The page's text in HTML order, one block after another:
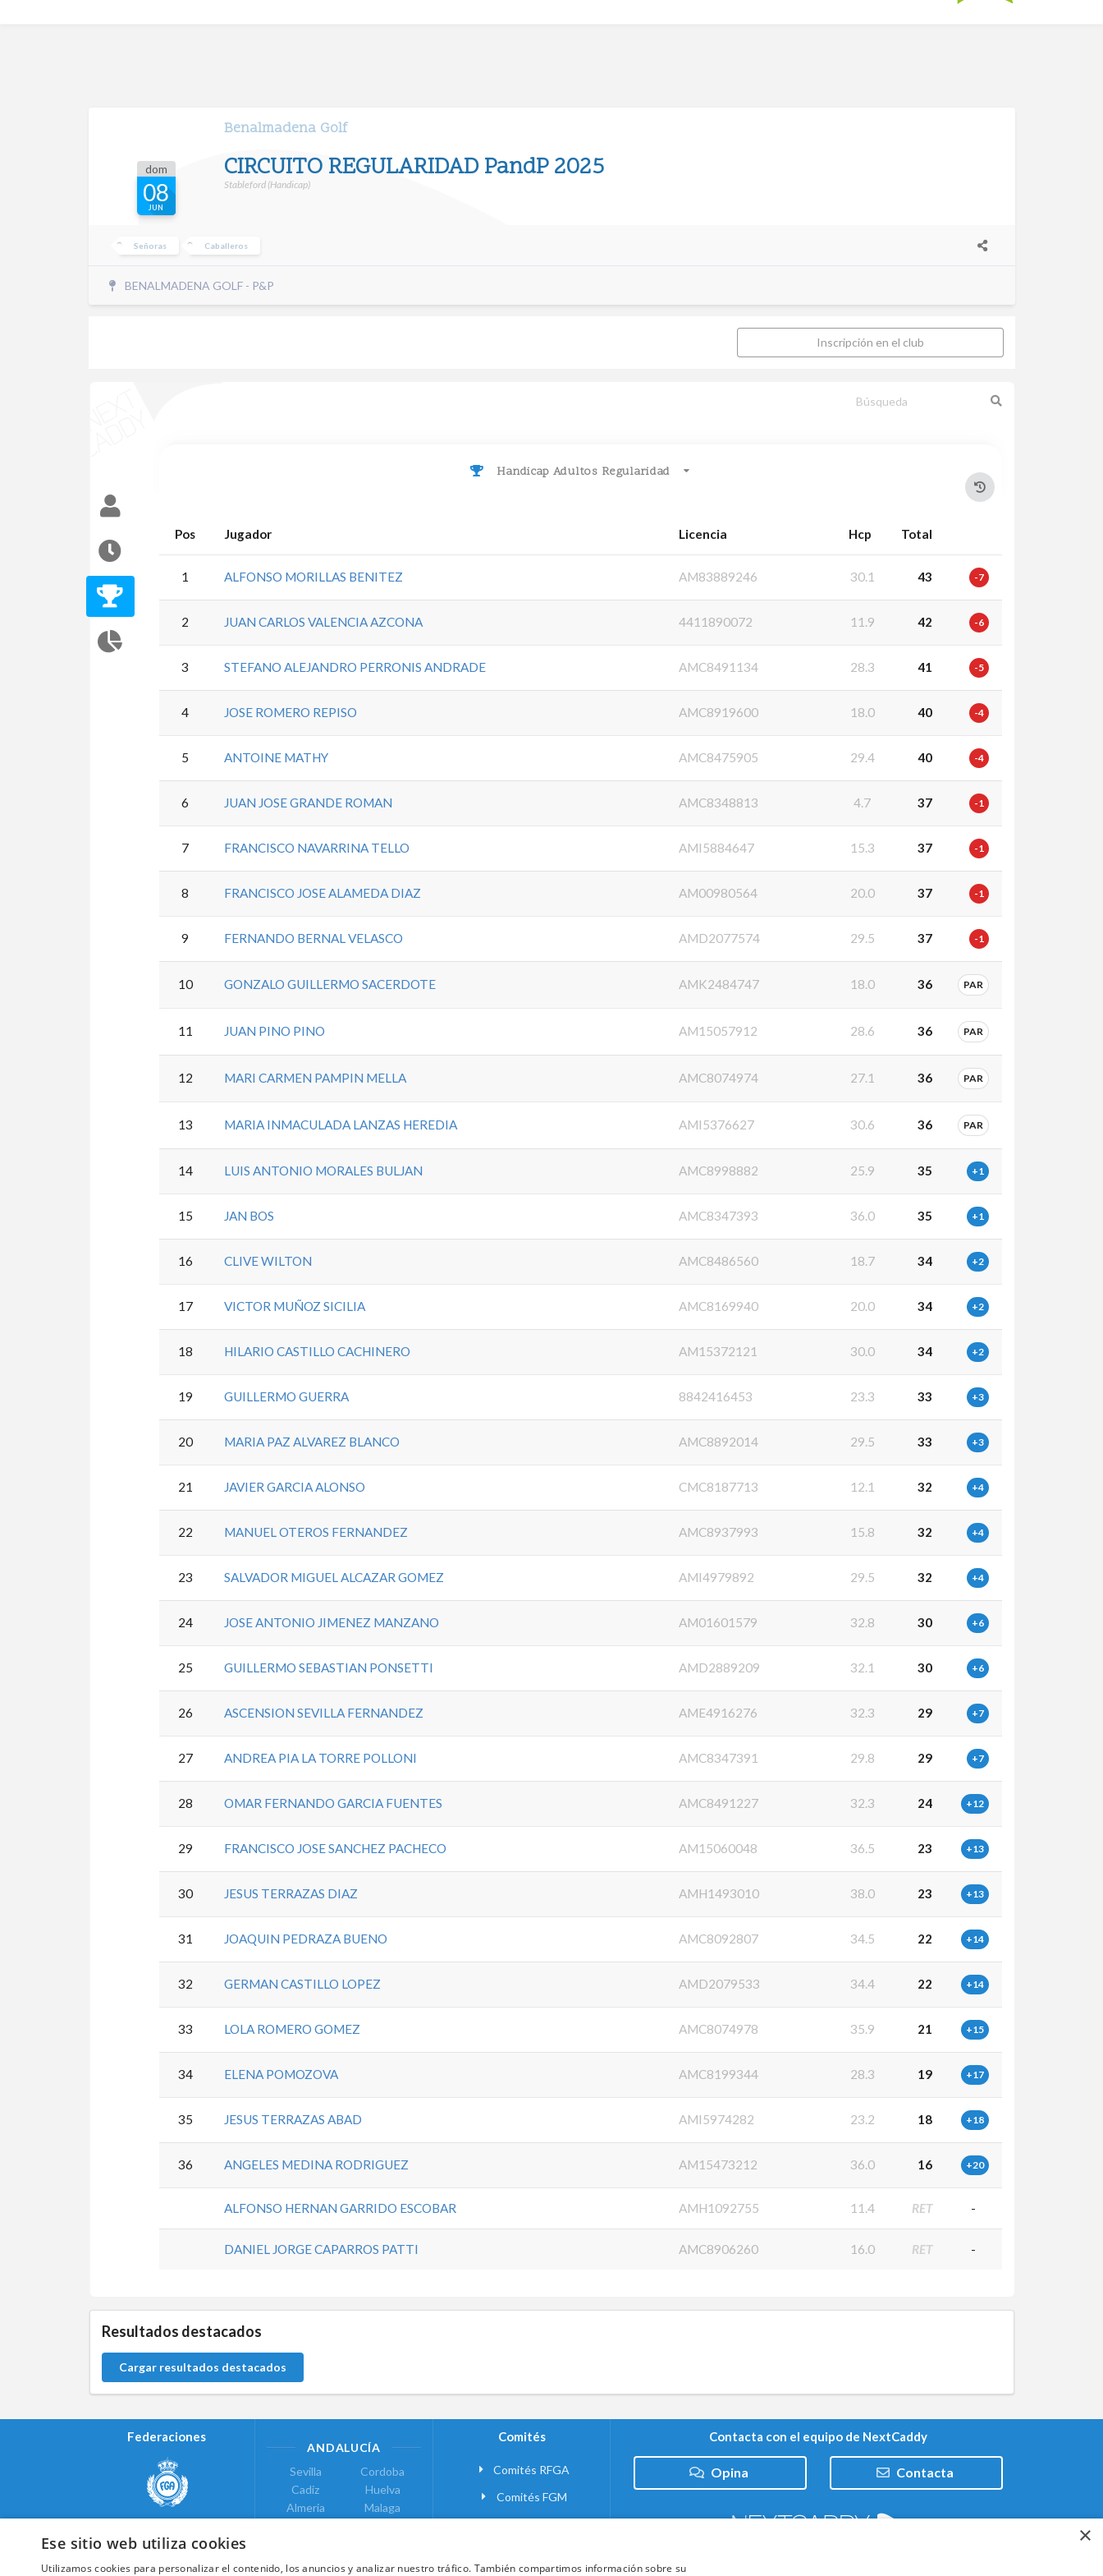
Benalmadena Golf
dom
08
JUN
CIRCUITO REGULARIDAD PandP 2025
Stableford (Handicap)
Señoras Caballeros
BENALMADENA GOLF - P&P
Inscripción en el club
Handicap Adultos Regularidad
Pos Jugador Licencia Hcp Total
1 ALFONSO MORILLAS BENITEZ AM83889246 30.1 43 -7
2 JUAN CARLOS VALENCIA AZCONA 4411890072 11.9 42 -6
3 STEFANO ALEJANDRO PERRONIS ANDRADE AMC8491134 28.3 41 -5
4 JOSE ROMERO REPISO AMC8919600 18.0 40 -4
5 ANTOINE MATHY AMC8475905 29.4 40 -4
6 JUAN JOSE GRANDE ROMAN AMC8348813 4.7 37 -1
7 FRANCISCO NAVARRINA TELLO AMI5884647 15.3 37 -1
8 FRANCISCO JOSE ALAMEDA DIAZ AM00980564 20.0 37 -1
9 FERNANDO BERNAL VELASCO AMD2077574 29.5 37 -1
10 GONZALO GUILLERMO SACERDOTE AMK2484747 18.0 36 PAR
11 JUAN PINO PINO AM15057912 28.6 36 PAR
12 MARI CARMEN PAMPIN MELLA AMC8074974 27.1 36 PAR
13 MARIA INMACULADA LANZAS HEREDIA AMI5376627 30.6 36 PAR
14 LUIS ANTONIO MORALES BULJAN AMC8998882 25.9 35 +1
15 JAN BOS AMC8347393 36.0 35 +1
16 CLIVE WILTON AMC8486560 18.7 34 +2
17 VICTOR MUÑOZ SICILIA AMC8169940 20.0 34 +2
18 HILARIO CASTILLO CACHINERO AM15372121 30.0 34 +2
19 GUILLERMO GUERRA 8842416453 23.3 33 +3
20 MARIA PAZ ALVAREZ BLANCO AMC8892014 29.5 33 +3
21 JAVIER GARCIA ALONSO CMC8187713 12.1 32 +4
22 MANUEL OTEROS FERNANDEZ AMC8937993 15.8 32 +4
23 SALVADOR MIGUEL ALCAZAR GOMEZ AMI4979892 29.5 32 +4
24 JOSE ANTONIO JIMENEZ MANZANO AM01601579 32.8 30 +6
25 GUILLERMO SEBASTIAN PONSETTI AMD2889209 32.1 30 +6
26 ASCENSION SEVILLA FERNANDEZ AME4916276 32.3 29 +7
27 ANDREA PIA LA TORRE POLLONI AMC8347391 29.8 29 +7
28 OMAR FERNANDO GARCIA FUENTES AMC8491227 32.3 24 +12
29 FRANCISCO JOSE SANCHEZ PACHECO AM15060048 36.5 23 +13
30 JESUS TERRAZAS DIAZ AMH1493010 38.0 23 +13
31 JOAQUIN PEDRAZA BUENO AMC8092807 34.5 22 +14
32 GERMAN CASTILLO LOPEZ AMD2079533 34.4 22 +14
33 LOLA ROMERO GOMEZ AMC8074978 35.9 21 +15
34 ELENA POMOZOVA AMC8199344 28.3 19 +17
35 JESUS TERRAZAS ABAD AMI5974282 23.2 18 +18
36 ANGELES MEDINA RODRIGUEZ AM15473212 36.0 16 +20
ALFONSO HERNAN GARRIDO ESCOBAR AMH1092755 11.4 RET -
DANIEL JORGE CAPARROS PATTI AMC8906260 16.0 RET -
Resultados destacados
Cargar resultados destacados
Federaciones
Real Federación Andaluza de
Golf
ANDALUCÍA
Sevilla
Cadiz
Almeria
Cordoba
Huelva
Malaga
Valencia
Comités
Comités RFGA
Comités FGM
Contacta con el equipo de NextCaddy
Opina Contacta
×
Ese sitio web utiliza cookies
Utilizamos cookies para personalizar el contenido, los anuncios y analizar nuestro tráfico. También compartimos información sobre su